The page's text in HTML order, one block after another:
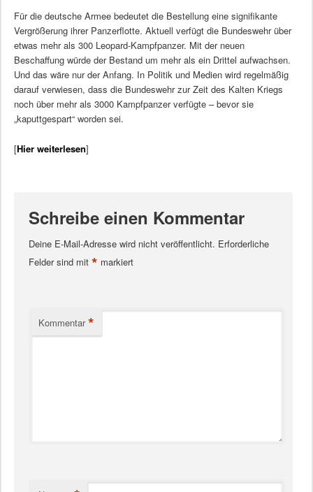
Für die deutsche Armee bedeutet die Bestellung eine signifikante
Vergrößerung ihrer Panzerflotte. Aktuell verfügt die Bundeswehr über
etwas mehr als 300 Leopard-Kampfpanzer. Mit der neuen
Beschaffung würde der Bestand um mehr als ein Drittel aufwachsen.
Und das wäre nur der Anfang. In Politik und Medien wird regelmäßig
darauf verwiesen, dass die Bundeswehr zur Zeit des Kalten Kriegs
noch über mehr als 3000 Kampfpanzer verfügte – bevor sie
„kaputtgespart“ worden sei.
[Hier weiterlesen]
Schreibe einen Kommentar
Deine E-Mail-Adresse wird nicht veröffentlicht. Erforderliche
Felder sind mit * markiert
Kommentar *